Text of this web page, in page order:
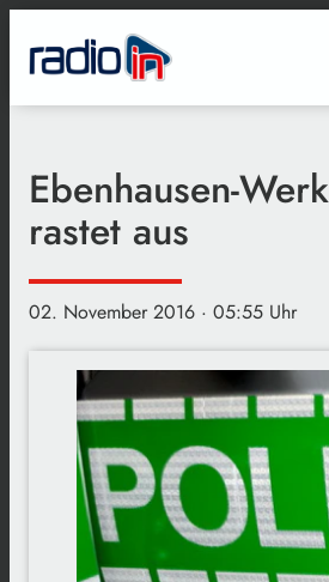
Ebenhausen-
rastet aus
02. November 2016 · 05:55 Uhr